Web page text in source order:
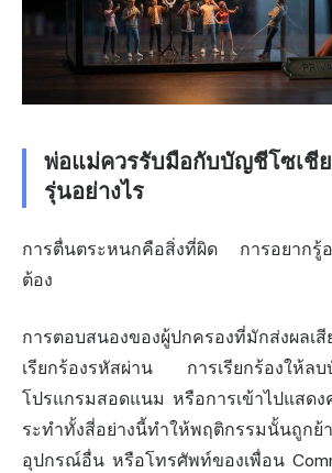
พ่อแม่ควรรับมือกับบัญชีโซเชี
รุ่นอย่างไร
การตื่นตระหนกคือสิ่งที่ผิด การอยากรู้
ต้อง
การตอบสนองของผู้ปกครองที่มักส่งผลเสี
เรียกร้องรหัสผ่าน การเรียกร้องให้
โปรแกรมสอดแนม หรือการเข้าไปแสด
ระทำทั้งสี่อย่างนี้ทำให้พฤติกรรมนั้นถูกย้
อุปกรณ์อื่น หรือโทรศัพท์ของเพื่อน